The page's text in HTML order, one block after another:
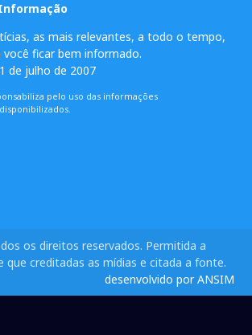
as mais relevantes, a todo o tempo,
você ficar bem informado.
de julho de 2007
pelo uso das informações
os direitos reservados. Permitida a
que creditadas as mídias e citada a fonte.
desenvolvido por ANSIM